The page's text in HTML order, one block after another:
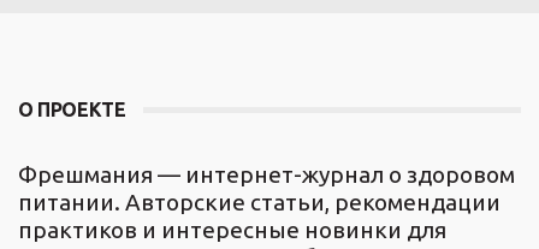
О ПРОЕКТЕ
Фрешмания — интернет-журнал о здоровом
питании. Авторские статьи, рекомендации
практиков и интересные новинки для